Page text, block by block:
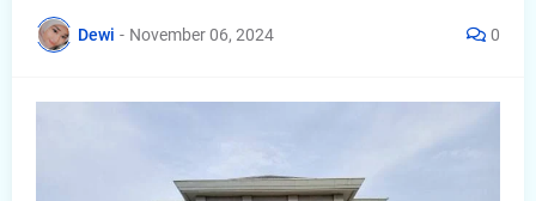
Dewi - November 06, 2024 0